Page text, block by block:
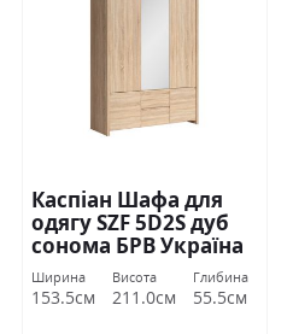
Каспіан Шафа для
одягу SZF 5D2S дуб
сонома БРВ Україна
Ширина
153.5см
Висота
211.0см
Глибина
55.5см